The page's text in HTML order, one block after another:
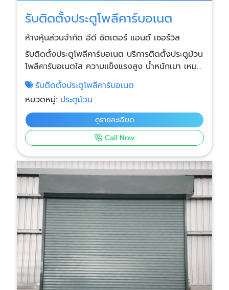
รับติดตั้งประตูโพลีคาร์บอเนต
ห้างหุ้นส่วนจำกัด อีดี ชัตเตอร์ แอนด์ เซอร์วิส
รับติดตั้งประตูโพลีคาร์บอเนต บริการติดตั้งประตูม้วน
โพลีคาร์บอเนตใส ความแข็งแรงสูง น้ำหนักเบา เหมาะ
กับโชว์รูม ร้านค้า และพื้นที่ที่ต้องการความสวยงาม
และปลอดภัย ประตูม้วนใสคุณภาพดี แข็งแรง ไม่แตก
ง่าย ให้ความโปร่งใสสูงสุดถึง 90% พร้อมโชว์
บรรยากาศภายในร้านหรือโชว์รูมได้สวยงาม ป้องกัน
UV ได้ถึง 80% ลดความร้อนและความเสื่อมสภาพ
ของสินค้าหรือพื้นที่ที่โดนแดดโดยตรง น้ำหนักเบา ไม่
เพิ่มภาระให้โครงสร้างอาคาร เหมาะสำหรับร้านค้า
อาคารพาณิชย์ โชว์รูม และลานจอดรถ โครงเหล็กและ
รางคุณภาพสูง ทำให้เปิด–ปิดนุ่มนวล ไม่กินราง และ
มีอายุการใช้งานยาวนาน กันฝุ่น กันฝนสาด ลดเสียง
รบกวน ใช้งานทนทาน และดูแลรักษาง่ายกว่าประตู
เหล็กทั่วไป
รับติดตั้งประตูโพลีคาร์บอเนต
หมวดหมู่: ประตูม้วน
ดูรายละเอียด
Call Now